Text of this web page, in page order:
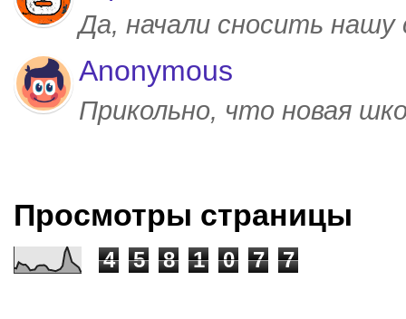
Да, начали сносить
Anonymous
Прикольно, что новая
Просмотры страницы
4 5 8 1 0 7 7